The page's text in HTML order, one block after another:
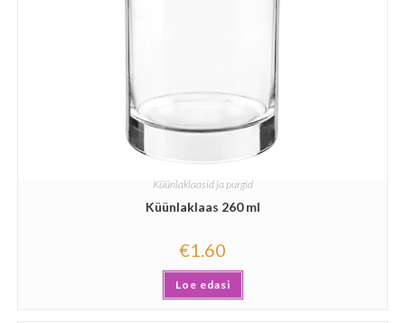
Küünlaklaasid ja purgid
Küünlaklaas 260 ml
€1.60
Loe edasi